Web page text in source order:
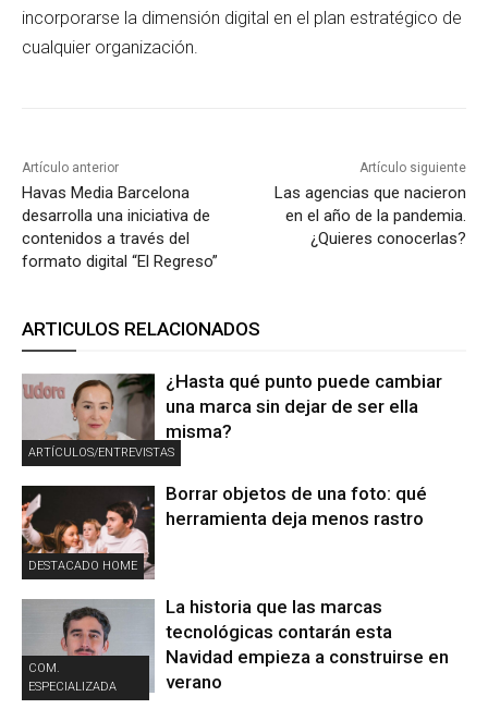
incorporarse la dimensión digital en el plan estratégico de
cualquier organización.
Artículo anterior
Havas Media Barcelona
desarrolla una iniciativa de
contenidos a través del
formato digital “El Regreso”
Artículo siguiente
Las agencias que nacieron
en el año de la pandemia.
¿Quieres conocerlas?
ARTICULOS RELACIONADOS
ARTÍCULOS/ENTREVISTAS
¿Hasta qué punto puede cambiar
una marca sin dejar de ser ella
misma?
DESTACADO HOME
Borrar objetos de una foto: qué
herramienta deja menos rastro
COM.
ESPECIALIZADA
La historia que las marcas
tecnológicas contarán esta
Navidad empieza a construirse en
verano